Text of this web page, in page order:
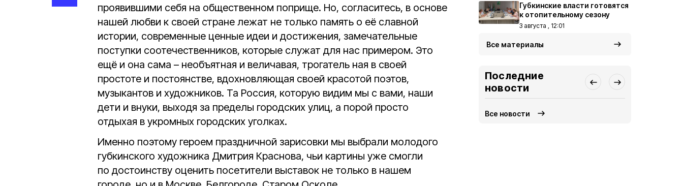
проявившими себя на общественном поприще. Но, согласитесь, в основе
нашей любви к своей стране лежат не только память о её славной
истории, современные ценные идеи и достижения, замечательные
поступки соотечественников, которые служат для нас примером. Это
ещё и она сама – необъятная и величавая, трогатель ная в своей
простоте и постоянстве, вдохновляющая своей красотой поэтов,
музыкантов и художников. Та Россия, которую видим мы с вами, наши
дети и внуки, выходя за пределы городских улиц, а порой просто
отдыхая в укромных городских уголках.
Именно поэтому героем праздничной зарисовки мы выбрали молодого
губкинского художника Дмитрия Краснова, чьи картины уже смогли
по достоинству оценить посетители выставок не только в нашем
Губкинские власти готовятся
к отопительному сезону
3 августа , 12:01
Все материалы
Последние
новости
Все новости